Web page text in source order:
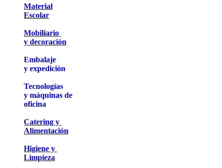
Material
Escolar
Mobiliario
y decoración
Embalaje
y expedición
Tecnologías
y máquinas de
oficina
Catering y
Alimentación
Higiene y
Limpieza